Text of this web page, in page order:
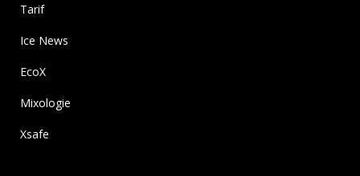
Tarif
Ice News
EcoX
Mixologie
Xsafe